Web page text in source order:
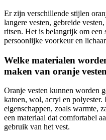
Er zijn verschillende stijlen
langere vesten, gebreide
ritsen. Het is belangrijk om
persoonlijke voorkeur en
Welke materialen
maken van oranje
Oranje vesten kunnen worden
katoen, wol, acryl en polyester.
eigenschappen, zoals warmte,
een materiaal dat comfortabel
gebruik van het vest.